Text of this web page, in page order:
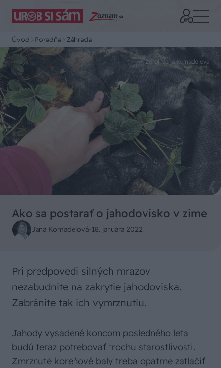
Úvod Poradňa Záhrada
Zdroj: Jana Komadelová
Ako sa postarať o jahodovisko v zime
Jana Komadelová-18. januára 2022
Pri predpovedi silných mrazov
nezabudnite na zakrytie jahodoviska.
Zabránite tak ich vymrznutiu.
Jahody vysadené koncom posledného leta
budú teraz potrebovať trochu starostlivosti.
Zmrznuté koreňové baly treba opatrne zatlačiť